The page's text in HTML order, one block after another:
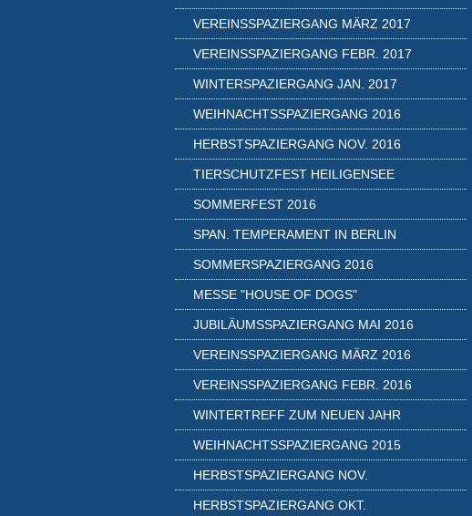
VEREINSSPAZIERGANG MÄRZ 2017
VEREINSSPAZIERGANG FEBR. 2017
WINTERSPAZIERGANG JAN. 2017
WEIHNACHTSSPAZIERGANG 2016
HERBSTSPAZIERGANG NOV. 2016
TIERSCHUTZFEST HEILIGENSEE
SOMMERFEST 2016
SPAN. TEMPERAMENT IN BERLIN
SOMMERSPAZIERGANG 2016
MESSE "HOUSE OF DOGS"
JUBILÄUMSSPAZIERGANG MAI 2016
VEREINSSPAZIERGANG MÄRZ 2016
VEREINSSPAZIERGANG FEBR. 2016
WINTERTREFF ZUM NEUEN JAHR
WEIHNACHTSSPAZIERGANG 2015
HERBSTSPAZIERGANG NOV.
HERBSTSPAZIERGANG OKT.